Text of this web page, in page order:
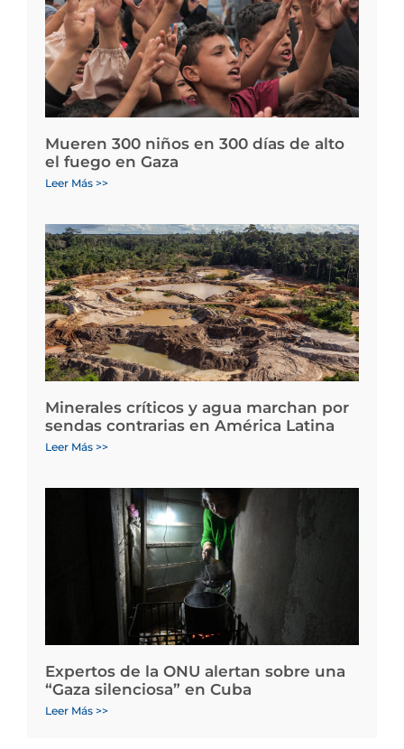
Mueren 300 niños en 300 días de alto
el fuego en Gaza
Leer Más >>
Minerales críticos y agua marchan por
sendas contrarias en América Latina
Leer Más >>
Expertos de la ONU alertan sobre una
“Gaza silenciosa” en Cuba
Leer Más >>